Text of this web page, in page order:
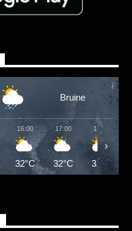
Bruine
16:00
32°C
17:00
32°C
18:00
31°C
›